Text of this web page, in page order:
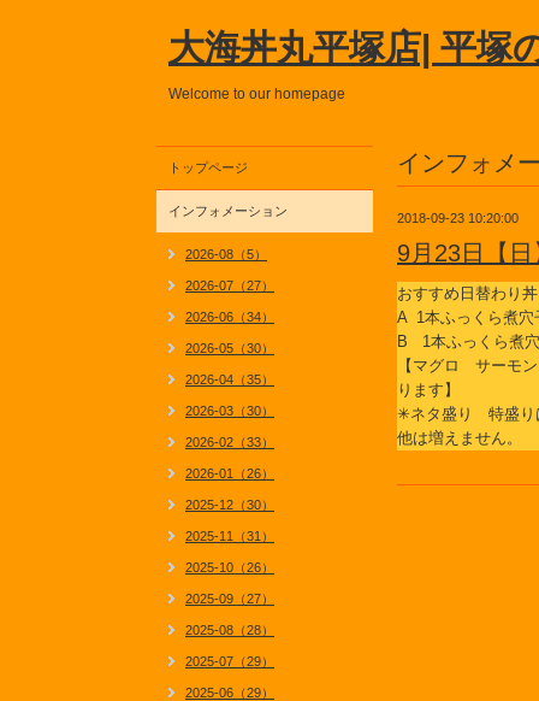
大海丼丸平塚店| 平塚
Welcome to our homepage
インフォメ
2018-09-23 10:20:00
9月23日【
おすすめ日替わり丼
A 1本ふっくら煮穴
B 1本ふっくら煮
【マグロ サーモ
ります】
✳ネタ盛り 特盛り
他は増えません。
トップページ
インフォメーション
2026-08（5）
2026-07（27）
2026-06（34）
2026-05（30）
2026-04（35）
2026-03（30）
2026-02（33）
2026-01（26）
2025-12（30）
2025-11（31）
2025-10（26）
2025-09（27）
2025-08（28）
2025-07（29）
2025-06（29）